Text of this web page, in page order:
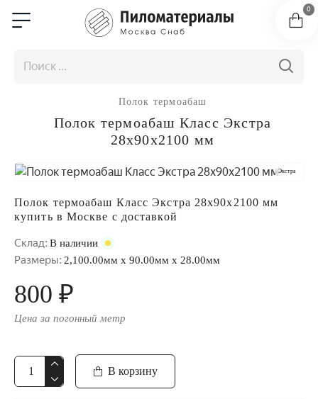
0
Полок термоабаш
Полок термоабаш Класс Экстра
28x90x2100 мм
Экстра
Полок термоабаш Класс Экстра 28x90x2100 мм
купить в Москве с доставкой
Склад: В наличии
Размеры: 2,100.00мм x 90.00мм x 28.00мм
800 ₽
В корзину
Цена за погонный метр